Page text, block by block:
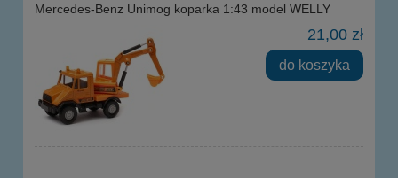
Mercedes-Benz Unimog koparka 1:43 model WELLY
21,00 zł
do koszyka